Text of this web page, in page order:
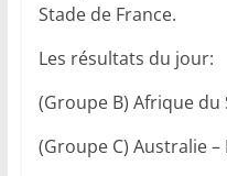
Stade de France.
Les résultats du jour:
(Groupe B) Afrique du
(Groupe C) Australie –